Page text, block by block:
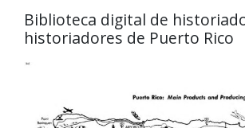
Biblioteca digital de
historiadores de Puerto Rico